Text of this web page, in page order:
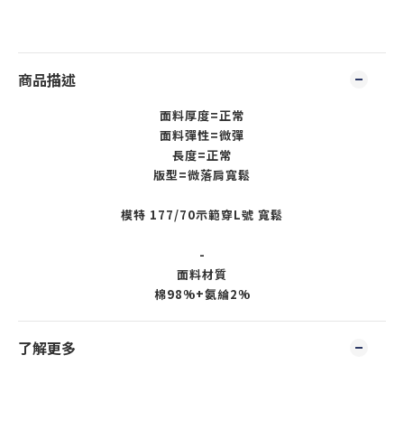
商品描述
面料厚度=正常
面料彈性=微彈
長度=正常
版型=微落肩寬鬆
模特 177/70示範穿L號 寬鬆
-
面料材質
棉98%+氨綸2%
了解更多